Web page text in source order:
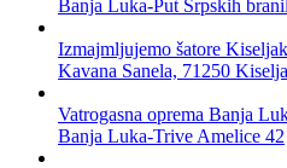
Banja Luka-Put Srpskih
Izmajmljujemo šatore
Kavana Sanela, 71250
Vatrogasna oprema Banja
Banja Luka-Trive Amelice 42